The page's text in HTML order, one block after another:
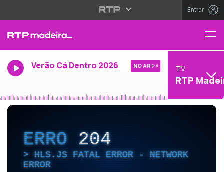
Entrar
Verão Cá Dentro 2026 NO AR TV
RTP
ERRO204
HLS.JS FATAL ERROR - NETWORK
ERROR